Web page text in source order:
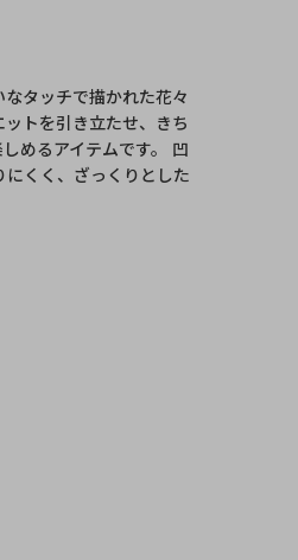
タッチで描かれた花々
トを引き立たせ、きち
めるアイテムです。 凹
くく、ざっくりとした